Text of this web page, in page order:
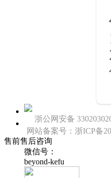
浙公网安备
网站备案号：浙ICP备
售前售后咨询
微信号：
beyond-kefu